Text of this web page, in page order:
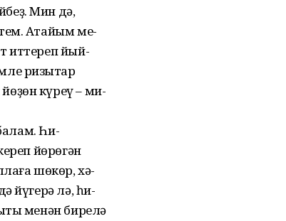
Мин дә,
Атайым ме-
иттереп йый-
ризыҡтар
күреү – ми-
Һи-
йөрөгән
шөкөр, хә-
йүгерә лә, һи-
менән бирелә